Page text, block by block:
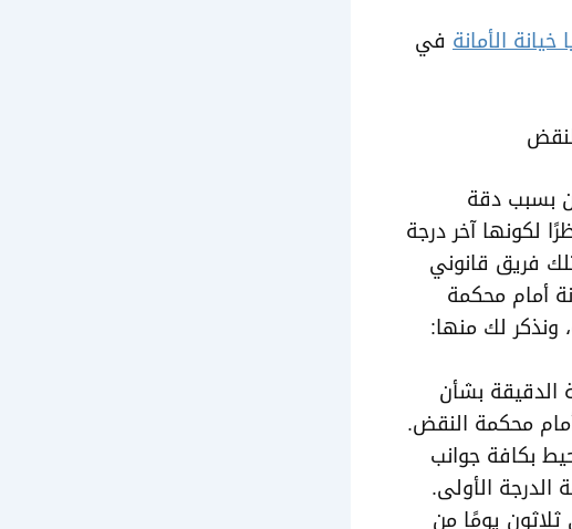
الأمانة في
بسبب دقة
لكونها آخر درجة
فريق قانوني
أمام محكمة
ونذكر لك منها:
الدقيقة بشأن
محكمة النقض.
بكافة جوانب
الأولى.
يومًا من